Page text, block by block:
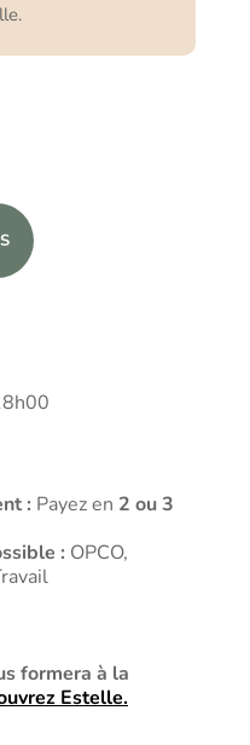
: Payez en 2 ou 3
: OPCO,
formera à la
Estelle.